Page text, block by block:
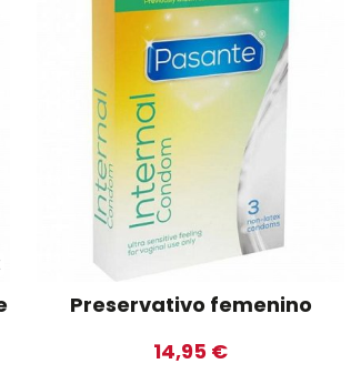
Preservativo femenino
14,95 €